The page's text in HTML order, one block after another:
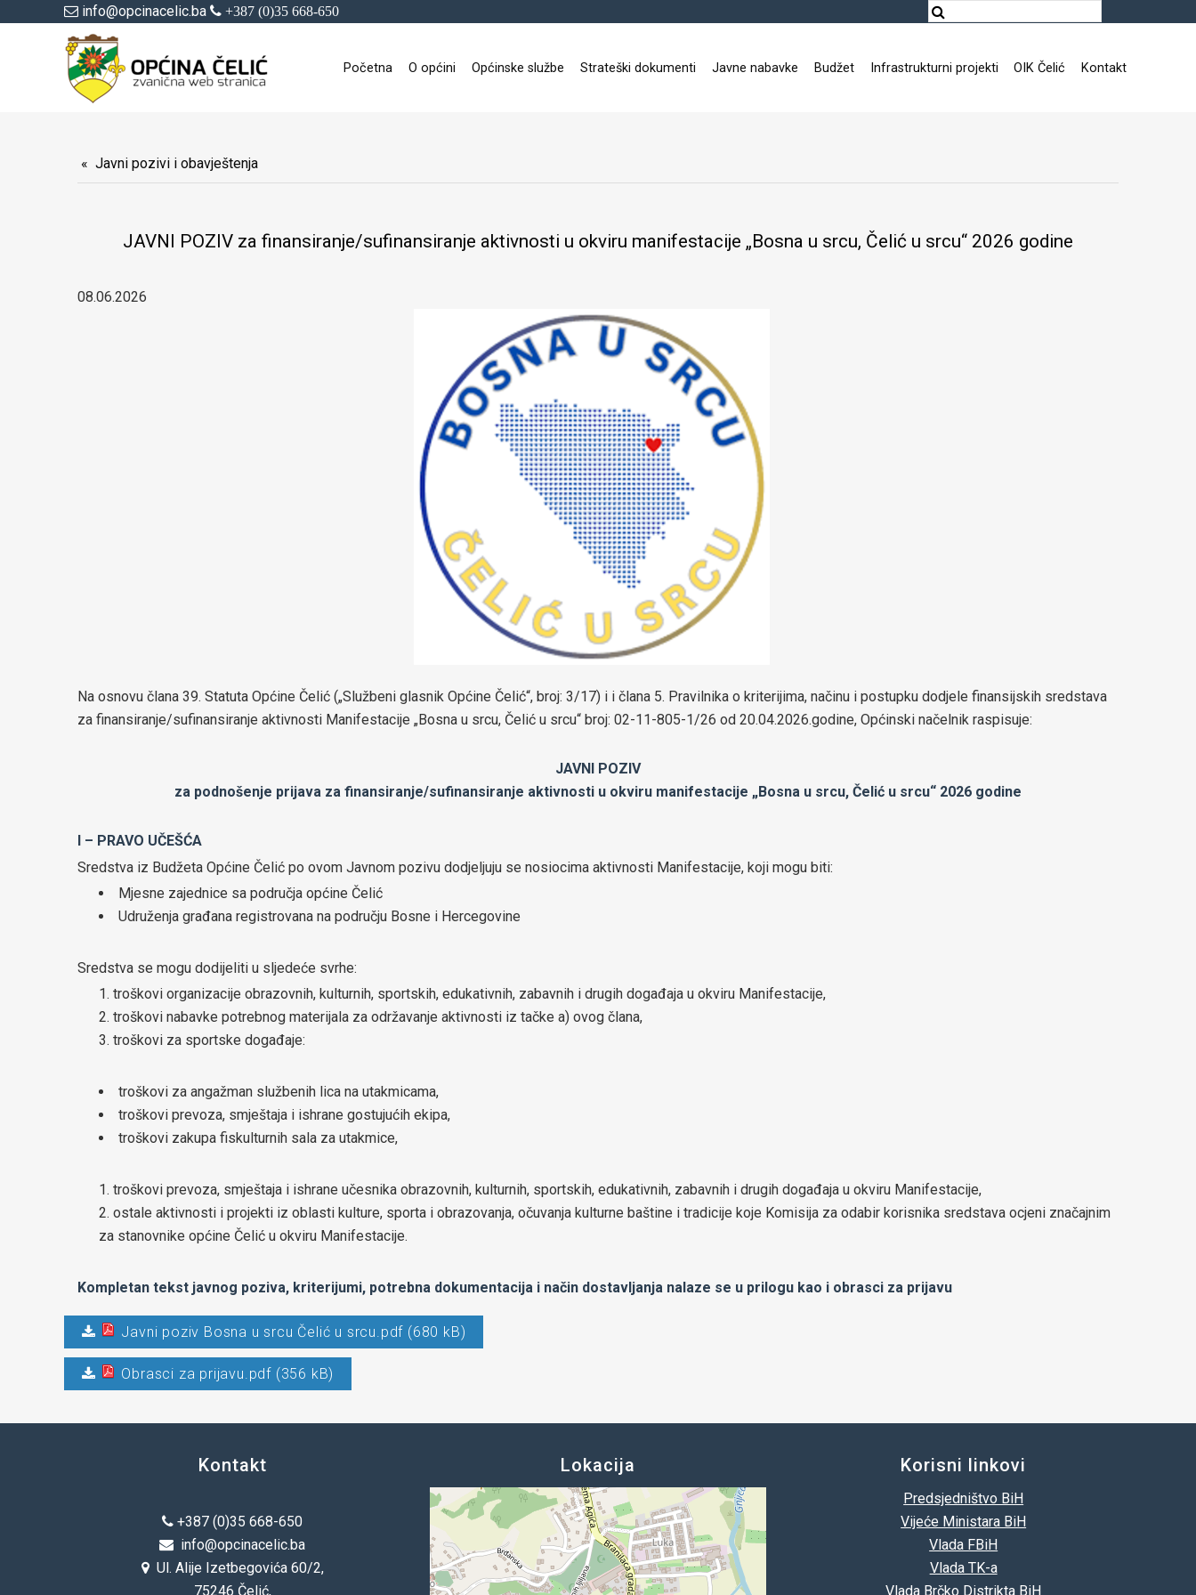
info@opcinacelic.ba +387 (0)35 668-650
Početna O općini Općinske službe Strateški dokumenti Javne nabavke Budžet Infrastrukturni projekti OIK Čelić Kontakt
Javni pozivi i obavještenja
JAVNI POZIV za finansiranje/sufinansiranje aktivnosti u okviru manifestacije „Bosna u srcu, Čelić u srcu“ 2026 godine
08.06.2026
Na osnovu člana 39. Statuta Općine Čelić („Službeni glasnik Općine Čelić“, broj: 3/17) i i člana 5. Pravilnika o kriterijima, načinu i postupku dodjele finansijskih sredstava
za finansiranje/sufinansiranje aktivnosti Manifestacije „Bosna u srcu, Čelić u srcu“ broj: 02-11-805-1/26 od 20.04.2026.godine, Općinski načelnik raspisuje:
JAVNI POZIV
za podnošenje prijava za finansiranje/sufinansiranje aktivnosti u okviru manifestacije „Bosna u srcu, Čelić u srcu“ 2026 godine
I – PRAVO UČEŠĆA
Sredstva iz Budžeta Općine Čelić po ovom Javnom pozivu dodjeljuju se nosiocima aktivnosti Manifestacije, koji mogu biti:
Mjesne zajednice sa područja općine Čelić
Udruženja građana registrovana na području Bosne i Hercegovine
Sredstva se mogu dodijeliti u sljedeće svrhe:
troškovi organizacije obrazovnih, kulturnih, sportskih, edukativnih, zabavnih i drugih događaja u okviru Manifestacije,
troškovi nabavke potrebnog materijala za održavanje aktivnosti iz tačke a) ovog člana,
troškovi za sportske događaje:
troškovi za angažman službenih lica na utakmicama,
troškovi prevoza, smještaja i ishrane gostujućih ekipa,
troškovi zakupa fiskulturnih sala za utakmice,
troškovi prevoza, smještaja i ishrane učesnika obrazovnih, kulturnih, sportskih, edukativnih, zabavnih i drugih događaja u okviru Manifestacije,
ostale aktivnosti i projekti iz oblasti kulture, sporta i obrazovanja, očuvanja kulturne baštine i tradicije koje Komisija za odabir korisnika sredstava ocjeni značajnim
za stanovnike općine Čelić u okviru Manifestacije.
Kompletan tekst javnog poziva, kriterijumi, potrebna dokumentacija i način dostavljanja nalaze se u prilogu kao i obrasci za prijavu
Javni poziv Bosna u srcu Čelić u srcu.pdf (680 kB)
Obrasci za prijavu.pdf (356 kB)
Kontakt
+387 (0)35 668-650
info@opcinacelic.ba
Ul. Alije Izetbegovića 60/2,
75246 Čelić,
Lokacija Korisni linkovi
Predsjedništvo BiH
Vijeće Ministara BiH
Vlada FBiH
Vlada TK-a
Vlada Brčko Distrikta BiH